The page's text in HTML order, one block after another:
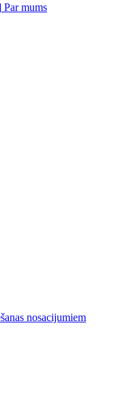
Par mums
nosacijumiem